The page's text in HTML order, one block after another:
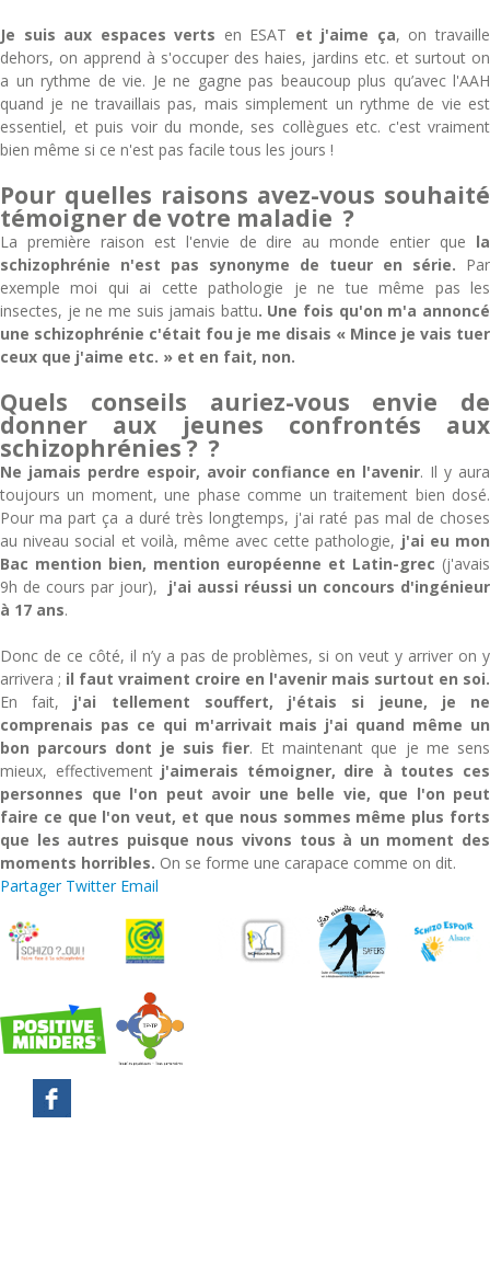
Je suis aux espaces verts en ESAT et j'aime ça, on travaille
dehors, on apprend à s'occuper des haies, jardins etc. et surtout on
a un rythme de vie. Je ne gagne pas beaucoup plus qu’avec l'AAH
quand je ne travaillais pas, mais simplement un rythme de vie est
essentiel, et puis voir du monde, ses collègues etc. c'est vraiment
bien même si ce n'est pas facile tous les jours !
Pour quelles raisons avez-vous souhaité
témoigner de votre maladie ?
La première raison est l'envie de dire au monde entier que la
schizophrénie n'est pas synonyme de tueur en série. Par
exemple moi qui ai cette pathologie je ne tue même pas les
insectes, je ne me suis jamais battu. Une fois qu'on m'a annoncé
une schizophrénie c'était fou je me disais « Mince je vais tuer
ceux que j'aime etc. » et en fait, non.
Quels conseils auriez-vous envie de
donner aux jeunes confrontés aux
schizophrénies ? ?
Ne jamais perdre espoir, avoir confiance en l'avenir. Il y aura
toujours un moment, une phase comme un traitement bien dosé.
Pour ma part ça a duré très longtemps, j'ai raté pas mal de choses
au niveau social et voilà, même avec cette pathologie, j'ai eu mon
Bac mention bien, mention européenne et Latin-grec (j'avais
9h de cours par jour),
j'ai aussi réussi un concours d'ingénieur
à 17 ans.
Donc de ce côté, il n’y a pas de problèmes, si on veut y arriver on y
arrivera ; il faut vraiment croire en l'avenir mais surtout en soi.
En fait, j'ai tellement souffert, j'étais si jeune, je ne
comprenais pas ce qui m'arrivait mais j'ai quand même un
bon parcours dont je suis fier. Et maintenant que je me sens
mieux, effectivement j'aimerais témoigner, dire à toutes ces
personnes que l'on peut avoir une belle vie, que l'on peut
faire ce que l'on veut, et que nous sommes même plus forts
que les autres puisque nous vivons tous à un moment des
moments horribles. On se forme une carapace comme on dit.
Partager Twitter Email